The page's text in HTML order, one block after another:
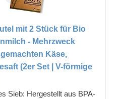
mit 2 Stück für Bio
- Mehrzweck
Käse,
(2er Set | V-förmige
Sieb: Hergestellt aus BPA-